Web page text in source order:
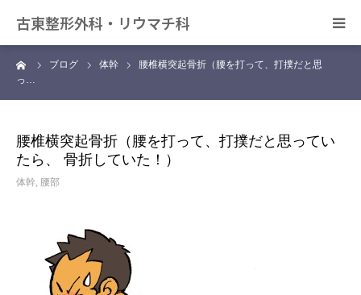
古東整形外科・リウマチ科
ブログ 体幹
腰椎横突起骨折（腰を打って、打撲だと思
っ…
腰椎横突起骨折（腰を打って、打撲だと思ってい
たら、 骨折していた！）
体幹, 腰部
日帰り手術について
デイサービス きずな